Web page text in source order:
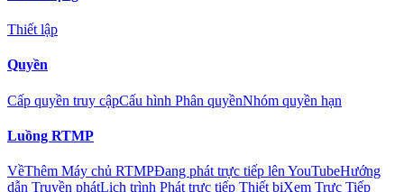
Thiết lập
Quyền
Cấp quyền truy cậpCấu hình Phân quyềnNhóm quyền hạn
Luồng RTMP
VềThêm Máy chủ RTMPĐang phát trực tiếp lên YouTubeHướng
dẫn Truyền phátLịch trình Phát trực tiếp Thiết bịXem Trực Tiếp